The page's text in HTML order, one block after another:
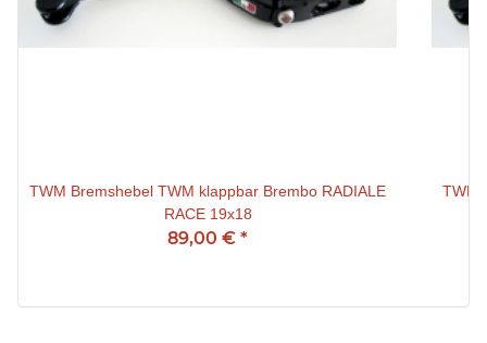
TWM Bremshebel TWM klappbar Brembo RADIALE
RACE 19x18
89,00 € *
TWM